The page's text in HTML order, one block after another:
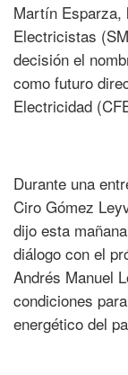
Martín Esparza,
Electricistas
decisión el
como futuro
Electricidad
Durante una
Ciro Gómez
dijo esta
diálogo con el
Andrés Manuel
condiciones
energético del